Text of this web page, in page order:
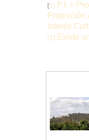
[1] P.I. =
Interés
[2] Existe